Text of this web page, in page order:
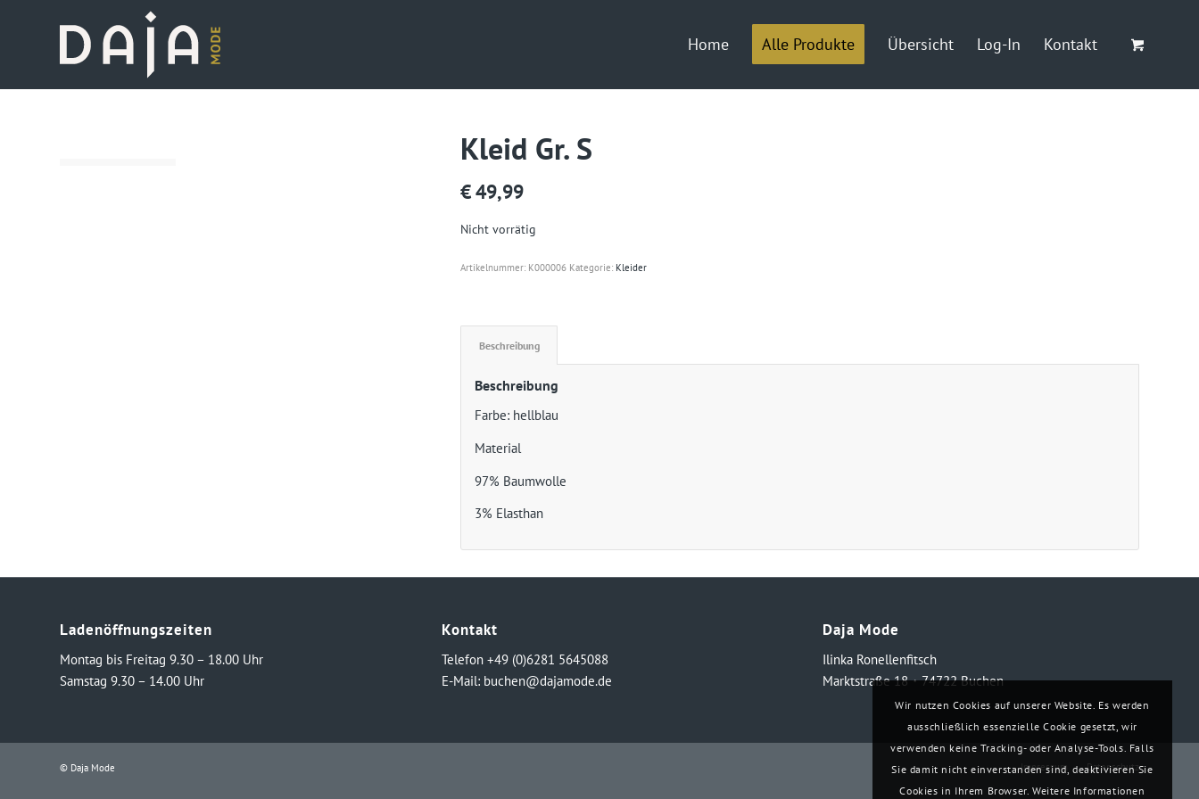
Home Alle Produkte Übersicht Log-In Kontakt
Kleid Gr. S
€49,99
Nicht vorrätig
Artikelnummer: K000006 Kategorie: Kleider
Beschreibung
Beschreibung
Farbe: hellblau
Material
97% Baumwolle
3% Elasthan
Ladenöffnungszeiten
Montag bis Freitag 9.30 – 18.00 Uhr
Samstag 9.30 – 14.00 Uhr
Kontakt
Telefon +49 (0)6281 5645088
E-Mail: buchen@dajamode.de
Daja Mode
Ilinka Ronellenfitsch
Marktstraße 18・74722 Buchen
© Daja Mode Impressum Datenschutz
Wir nutzen Cookies auf unserer Website. Es werden
ausschließlich essenzielle Cookie gesetzt, wir
verwenden keine Tracking- oder Analyse-Tools. Falls
Sie damit nicht einverstanden sind, deaktivieren Sie
Cookies in Ihrem Browser. Weitere Informationen